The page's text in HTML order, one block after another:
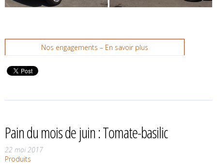
Nos engagements – En savoir plus
Pain du mois de juin : Tomate-basilic
22 mai 2017
Produits